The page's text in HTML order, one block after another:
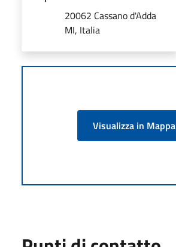
20062 Cassano d'Adda
MI, Italia
Visualizza in Mappa